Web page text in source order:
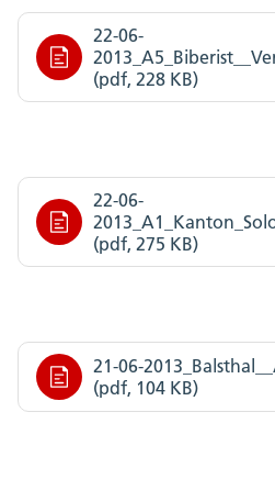
22-06-
(pdf, 228 KB)
22-06-
(pdf, 275 KB)
21-06-
(pdf, 104 KB)